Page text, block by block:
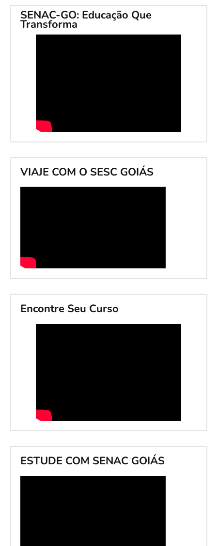
SENAC-GO: Educação Que
Transforma
VIAJE COM O SESC GOIÁS
Encontre Seu Curso
ESTUDE COM SENAC GOIÁS